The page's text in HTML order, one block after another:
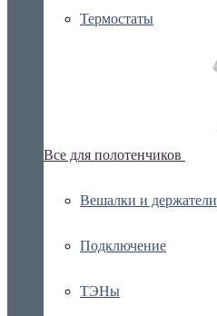
Термостаты
Все для полотенчиков
Вешалки и держатели
Подключение
ТЭНы